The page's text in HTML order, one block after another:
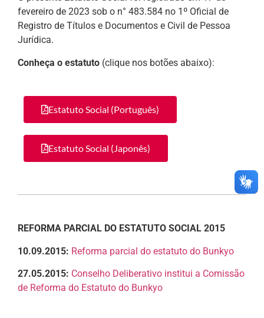
fevereiro de 2023 sob o n° 483.584 no 1º Oficial de
Registro de Títulos e Documentos e Civil de Pessoa
Jurídica.
Conheça o estatuto (clique nos botões abaixo):
Estatuto Social (Português)
Estatuto Social (Japonês)
REFORMA PARCIAL DO ESTATUTO SOCIAL 2015
10.09.2015: Reforma parcial do estatuto do Bunkyo
27.05.2015: Conselho Deliberativo institui a Comissão
de Reforma do Estatuto do Bunkyo